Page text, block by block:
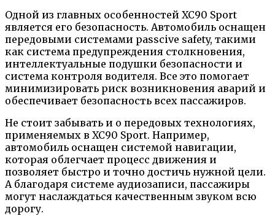
Одной из главных особенностей XC90 Sport
является его безопасность. Автомобиль оснащен
передовыми системами passсive safety, такими
как система предупреждения столкновения,
интеллектуальные подушки безопасности и
система контроля водителя. Все это помогает
минимизировать риск возникновения аварий и
обеспечивает безопасность всех пассажиров.
Не стоит забывать и о передовых технологиях,
применяемых в XC90 Sport. Например,
автомобиль оснащен системой навигации,
которая облегчает процесс движения и
позволяет быстро и точно достичь нужной цели.
А благодаря системе аудиозаписи, пассажиры
могут наслаждаться качественным звуком всю
дорогу.